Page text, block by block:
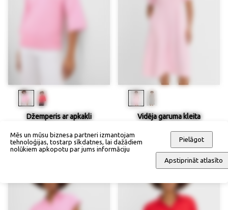
Džemperis ar apkakli
Jaunums
Vidēja garuma kleita
Jaunums
Mēs un mūsu biznesa partneri izmantojam
tehnoloģijas, tostarp sīkdatnes, lai dažādiem
nolūkiem apkopotu par jums informāciju
Pielāgot
Apstiprināt atlasīto